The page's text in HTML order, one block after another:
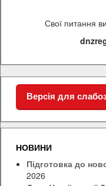
Свої питання
Версія для
НОВИНИ
Підготовка до
2026